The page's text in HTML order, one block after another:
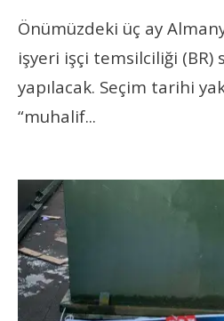
Önümüzdeki üç ay
işyeri işçi temsilciliği (BR)
yapılacak. Seçim tarihi
“muhalif...